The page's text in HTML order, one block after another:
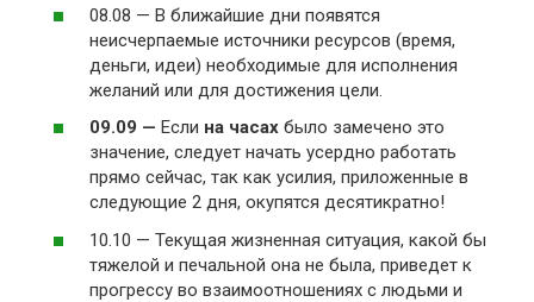
08.08 — В ближайшие дни появятся
неисчерпаемые источники ресурсов (время,
деньги, идеи) необходимые для исполнения
желаний или для достижения цели.
09.09 — Если на часах было замечено это
значение, следует начать усердно работать
прямо сейчас, так как усилия, приложенные в
следующие 2 дня, окупятся десятикратно!
10.10 — Текущая жизненная ситуация, какой бы
тяжелой и печальной она не была, приведет к
прогрессу во взаимоотношениях с людьми и